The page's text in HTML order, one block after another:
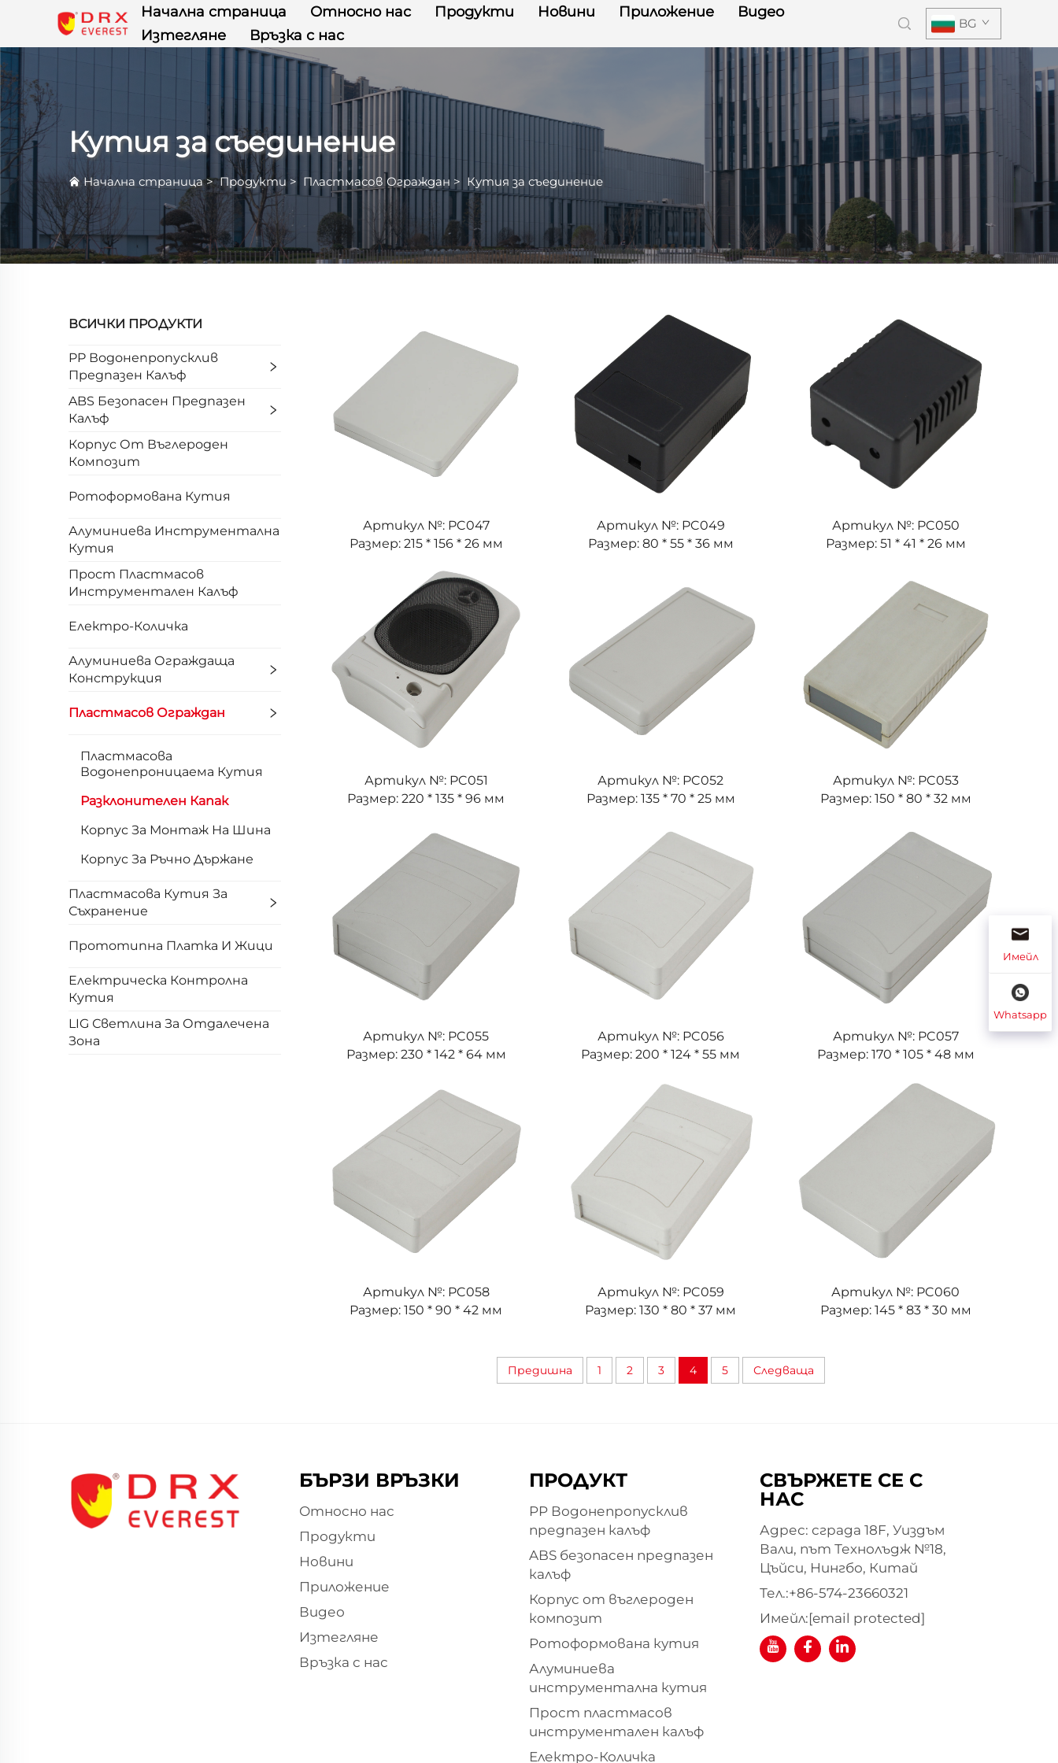
Начална страница Относно нас Продукти Новини Приложение
Видео
Изтегляне
Връзка с нас
BG
Кутия за съединение
Начална страница>Продукти> Пластмасов Ограждан > Кутия за съединение
ВСИЧКИ ПРОДУКТИ
PP Водонепропусклив
Предпазен Калъф
ABS Безопасен Предпазен
Калъф
Корпус От Въглероден
Композит
Ротоформована Кутия
Алуминиева Инструментална
Кутия
Прост Пластмасов
Инструментален Калъф
Електро-Количка
Алуминиева Ограждаща
Конструкция
Пластмасов Ограждан
Пластмасова
Водонепроницаема Кутия
Разклонителен Капак
Корпус За Монтаж На Шина
Корпус За Ръчно Държане
Пластмасова Кутия За
Съхранение
Прототипна Платка И Жици
Електрическа Контролна
Кутия
LIG Светлина За Отдалечена
Зона
Артикул №: PC047
Размер: 215 * 156 * 26 мм
Артикул №: PC049
Размер: 80 * 55 * 36 мм
Артикул №: PC050
Размер: 51 * 41 * 26 мм
Артикул №: PC051
Размер: 220 * 135 * 96 мм
Артикул №: PC052
Размер: 135 * 70 * 25 мм
Артикул №: PC053
Размер: 150 * 80 * 32 мм
Артикул №: PC055
Размер: 230 * 142 * 64 мм
Артикул №: PC056
Размер: 200 * 124 * 55 мм
Артикул №: PC057
Размер: 170 * 105 * 48 мм
Артикул №: PC058
Размер: 150 * 90 * 42 мм
Артикул №: PC059
Размер: 130 * 80 * 37 мм
Артикул №: PC060
Размер: 145 * 83 * 30 мм
Предишна 1 2 3 4 5 Следваща
Имейл
Whatsapp
БЪРЗИ ВРЪЗКИ
Относно нас
Продукти
Новини
Приложение
Видео
Изтегляне
Връзка с нас
ПРОДУКТ
PP Водонепропусклив
предпазен калъф
ABS безопасен предпазен
калъф
Корпус от въглероден
композит
Ротоформована кутия
Алуминиева
инструментална кутия
Прост пластмасов
инструментален калъф
Електро-Количка
СВЪРЖЕТЕ СЕ С
НАС
Адрес: сграда 18F, Уиздъм
Вали, път Технолъдж №18,
Цъйси, Нингбо, Китай
Тел.:+86-574-23660321
Имейл:[email protected]